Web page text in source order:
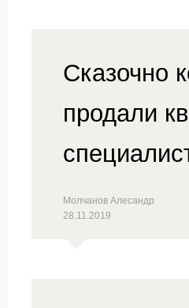
Сказочно
продали
Молчанов Алесандр
28.11.2019